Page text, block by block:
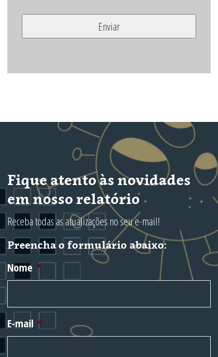
Fique atento às novidades
em nosso relatório
Receba todas as atualizações no seu e-mail!
Preencha o formulário abaixo:
Nome *
E-mail *